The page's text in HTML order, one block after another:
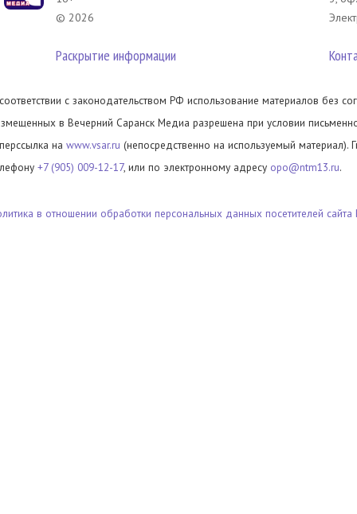
© 2026
Раскрытие информации
с законодательством РФ использование материалов без
в Вечерний Саранск Медиа разрешена при условии
на www.vsar.ru (непосредственно на используемый материал).
+7 (905) 009-12-17, или по электронному адресу opo@ntm13.ru.
в отношении обработки персональных данных посетителей